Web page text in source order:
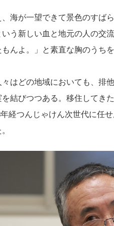
海が一望できて景色のすば
う新しい血と地元の人の交
んよ。」と素直な胸のうちを
はどの地域においても、排
結びつつある。移住してき
経つんじゃけん次世代に任